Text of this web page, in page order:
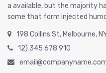
a available, but the majority
some that form injected
198 Collins St, Melbourne,
12) 345 678 910